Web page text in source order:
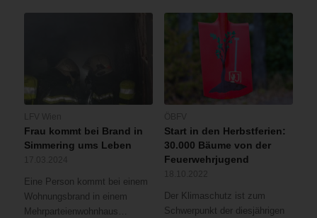
Frau kommt bei Brand in
Simmering ums Leben
Eine Person kommt bei einem
Wohnungsbrand in einem
Mehrparteienwohnhaus…
Start in den Herbstferien:
30.000 Bäume von der
Feuerwehrjugend
Der Klimaschutz ist zum
Schwerpunkt der diesjährigen